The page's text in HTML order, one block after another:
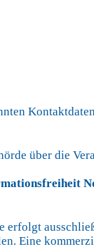
über die
Eine